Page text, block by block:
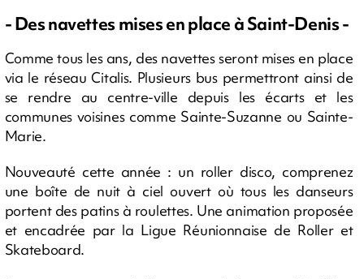
- Des navettes mises en place à Saint-Denis -
Comme tous les ans, des navettes seront mises en place
via le réseau Citalis. Plusieurs bus permettront ainsi de
se rendre au centre-ville depuis les écarts et les
communes voisines comme Sainte-Suzanne ou Sainte-
Marie.
Nouveauté cette année : un roller disco, comprenez
une boîte de nuit à ciel ouvert où tous les danseurs
portent des patins à roulettes. Une animation proposée
et encadrée par la Ligue Réunionnaise de Roller et
Skateboard.